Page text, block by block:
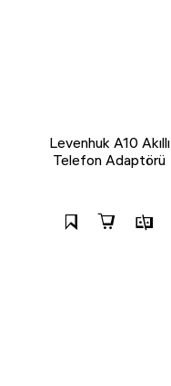
Levenhuk A10 Akıllı
Telefon Adaptörü